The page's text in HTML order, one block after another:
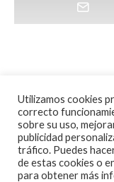
Utilizamos cookies
correcto
sobre su uso,
publicidad
tráfico. Puedes
de estas cookies o
para obtener más